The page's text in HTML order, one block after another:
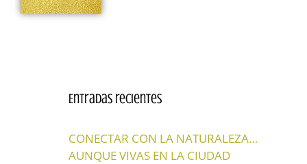
Entradas recientes
CONECTAR CON LA NATURALEZA…
AUNQUE VIVAS EN LA CIUDAD